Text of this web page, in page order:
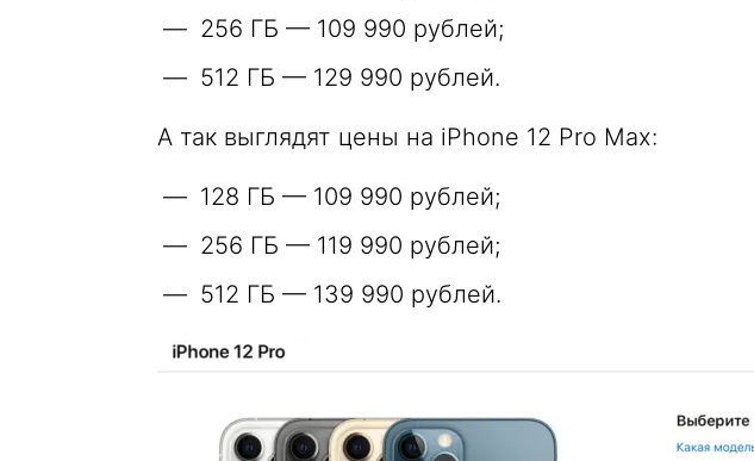
256 ГБ — 109 990 рублей;
512 ГБ — 129 990 рублей.
А так выглядят цены на iPhone 12 Pro Max:
128 ГБ — 109 990 рублей;
256 ГБ — 119 990 рублей;
512 ГБ — 139 990 рублей.